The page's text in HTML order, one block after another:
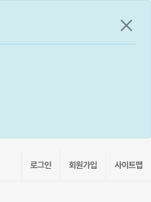
공지
로그인 회원가입 사이트맵